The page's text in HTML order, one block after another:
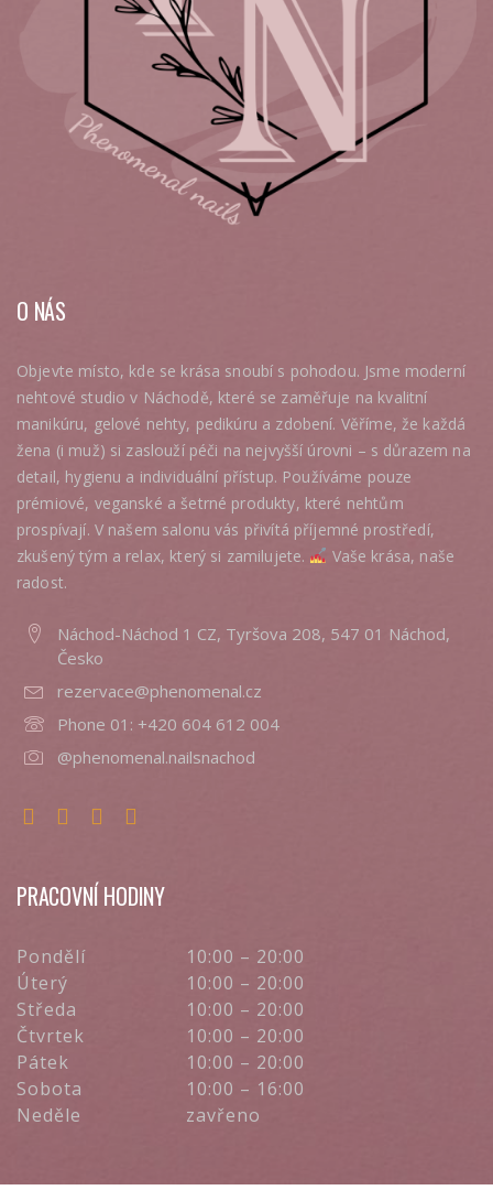
O NÁS
Objevte místo, kde se krása snoubí s pohodou. Jsme moderní
nehtové studio v Náchodě, které se zaměřuje na kvalitní
manikúru, gelové nehty, pedikúru a zdobení. Věříme, že každá
žena (i muž) si zaslouží péči na nejvyšší úrovni – s důrazem na
detail, hygienu a individuální přístup. Používáme pouze
prémiové, veganské a šetrné produkty, které nehtům
prospívají. V našem salonu vás přivítá příjemné prostředí,
zkušený tým a relax, který si zamilujete.
Vaše krása, naše
radost.
Náchod-Náchod 1 CZ, Tyršova 208, 547 01 Náchod,
Česko
rezervace@phenomenal.cz
Phone 01: +420 604 612 004
@phenomenal.nailsnachod
PRACOVNÍ HODINY
Pondělí
10:00 – 20:00
Úterý
10:00 – 20:00
Středa
10:00 – 20:00
Čtvrtek
10:00 – 20:00
Pátek
10:00 – 20:00
Sobota
10:00 – 16:00
Neděle
zavřeno